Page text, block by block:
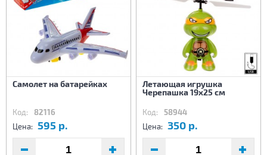
Самолет на батарейках
Код: 82116
Цена: 595 р.
Летающая игрушка
Черепашка 19х25 см
Код: 58944
Цена: 350 р.